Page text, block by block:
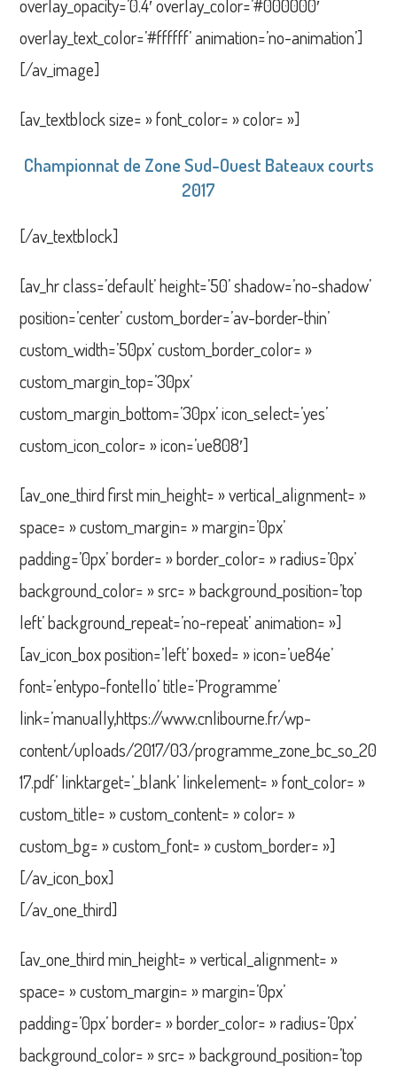
overlay_opacity=’0.4′ overlay_color=’#000000′
overlay_text_color=’#ffffff’ animation=’no-animation’]
[/av_image]
[av_textblock size= » font_color= » color= »]
Championnat de Zone Sud-Ouest Bateaux courts
2017
[/av_textblock]
[av_hr class=’default’ height=’50’ shadow=’no-shadow’
position=’center’ custom_border=’av-border-thin’
custom_width=’50px’ custom_border_color= »
custom_margin_top=’30px’
custom_margin_bottom=’30px’ icon_select=’yes’
custom_icon_color= » icon=’ue808′]
[av_one_third first min_height= » vertical_alignment= »
space= » custom_margin= » margin=’0px’
padding=’0px’ border= » border_color= » radius=’0px’
background_color= » src= » background_position=’top
left’ background_repeat=’no-repeat’ animation= »]
[av_icon_box position=’left’ boxed= » icon=’ue84e’
font=’entypo-fontello’ title=’Programme’
link=’manually,https://www.cnlibourne.fr/wp-
content/uploads/2017/03/programme_zone_bc_so_20
17.pdf’ linktarget=’_blank’ linkelement= » font_color= »
custom_title= » custom_content= » color= »
custom_bg= » custom_font= » custom_border= »]
[/av_icon_box]
[/av_one_third]
[av_one_third min_height= » vertical_alignment= »
space= » custom_margin= » margin=’0px’
padding=’0px’ border= » border_color= » radius=’0px’
background_color= » src= » background_position=’top